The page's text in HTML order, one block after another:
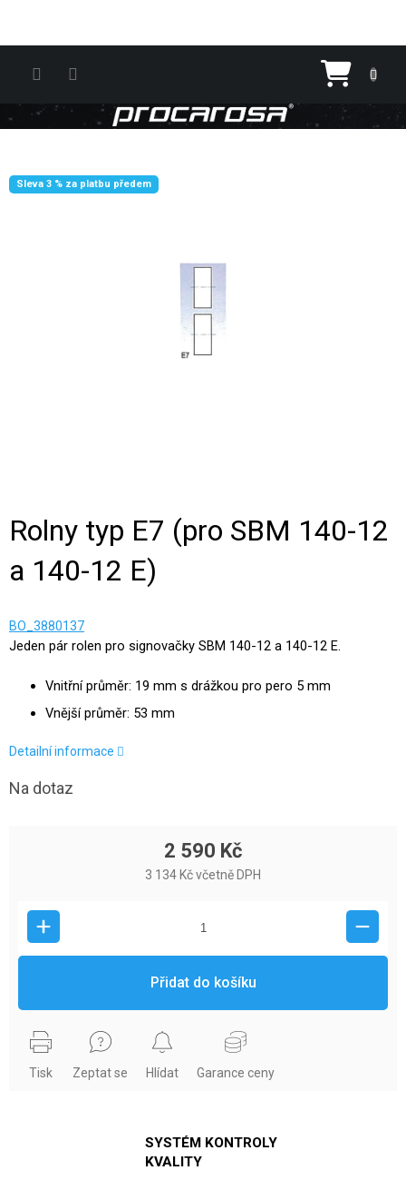
Sleva 3 % za platbu předem
Rolny typ E7 (pro SBM 140-12
a 140-12 E)
BO_3880137
Jeden pár rolen pro signovačky SBM 140-12 a 140-12 E.
Vnitřní průměr: 19 mm s drážkou pro pero 5 mm
Vnější průměr: 53 mm
Detailní informace
Na dotaz
2 590 Kč
3 134 Kč včetně DPH
Přidat do košíku
Tisk Zeptat se Hlídat Garance ceny
SYSTÉM KONTROLY
KVALITY